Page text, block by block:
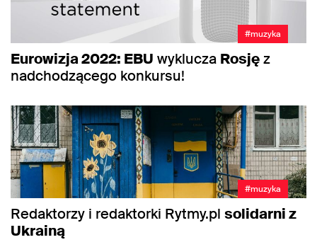
#muzyka
Eurowizja 2022: EBU wyklucza Rosjęz
nadchodzącego konkursu!
#muzyka
Redaktorzy i redaktorki Rytmy.pl solidarni z
Ukrainą